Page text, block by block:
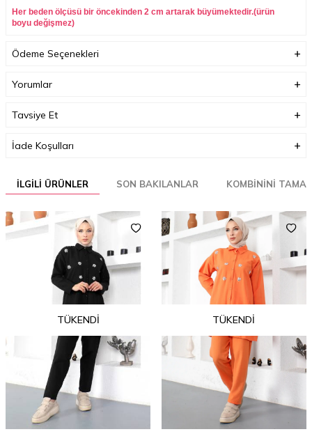
Her beden ölçüsü bir öncekinden 2 cm artarak büyümektedir.(ürün
boyu değişmez)
Ödeme Seçenekleri
Yorumlar
Tavsiye Et
İade Koşulları
İLGILI ÜRÜNLER SON BAKILANLAR KOMBININI
TÜKENDI TÜKENDI